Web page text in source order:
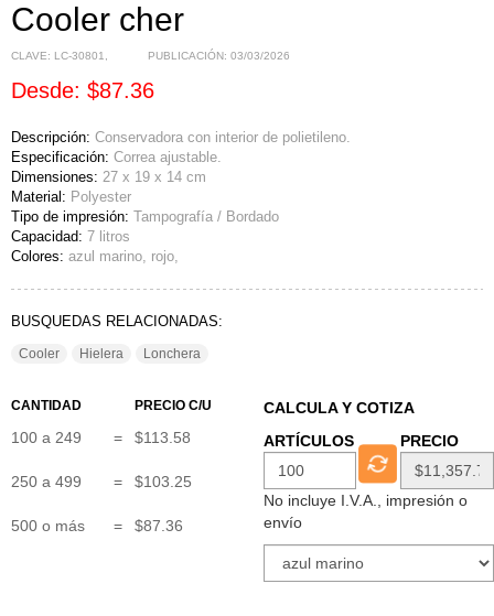
Cooler cher
CLAVE: LC-30801 PUBLICACIÓN: 03/03/2026
Desde: $87.36
Descripción: Conservadora con interior de polietileno.
Especificación: Correa ajustable.
Dimensiones: 27 x 19 x 14 cm
Material: Polyester
Tipo de impresión: Tampografía / Bordado
Capacidad: 7 litros
Colores: azul marino, rojo,
BUSQUEDAS RELACIONADAS:
Cooler Hielera Lonchera
CANTIDAD PRECIO C/U
100 a 249 = $113.58
250 a 499 = $103.25
500 o más = $87.36
CALCULA Y COTIZA
ARTÍCULOS
PRECIO
No incluye I.V.A., impresión o
envío